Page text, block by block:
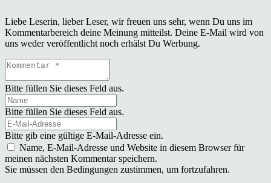
Liebe Leserin, lieber Leser, wir freuen uns sehr, wenn Du uns im
Kommentarbereich deine Meinung mitteilst. Deine E-Mail wird von
uns weder veröffentlicht noch erhälst Du Werbung.
Bitte füllen Sie dieses Feld aus.
Bitte füllen Sie dieses Feld aus.
Bitte gib eine gültige E-Mail-Adresse ein.
Name, E-Mail-Adresse und Website in diesem Browser für
meinen nächsten Kommentar speichern.
Sie müssen den Bedingungen zustimmen, um fortzufahren.